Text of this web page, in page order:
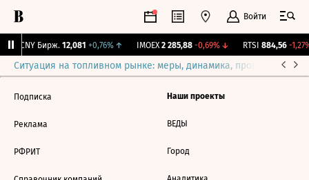
Войти
CNY Бирж. 12,081 +0,76%↑ IMOEX 2 285,88 -0,69%↓ RTSI 884,56 -1,27%
Ситуация на топливном рынке: меры, динамика, прогнозы
Подписка
Реклама
РФРИТ
Наши проекты
ВЕДЫ
Город